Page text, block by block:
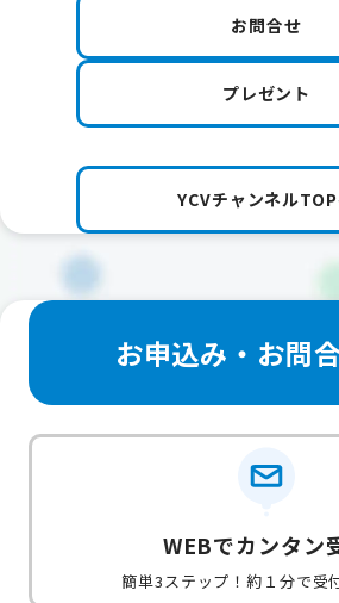
お問合せ
プレゼント
YCVチャンネル
お申込み・お問
WEBでカンタン
簡単3ステップ！約１分で受